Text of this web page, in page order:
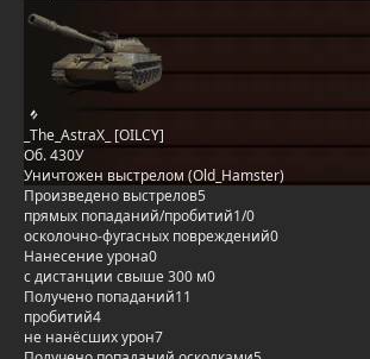
_The_AstraX_ [OILCY]
Об. 430У
Уничтожен выстрелом (Old_Hamster)
Произведено выстрелов5
прямых попаданий/пробитий1/0
осколочно-фугасных повреждений0
Нанесение урона0
с дистанции свыше 300 м0
Получено попаданий11
пробитий4
не нанёсших урон7